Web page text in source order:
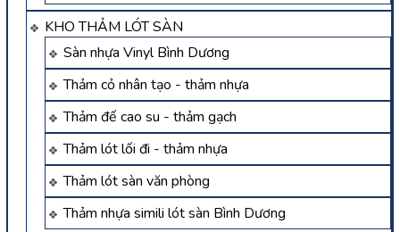
KHO THẢM LÓT SÀN
Sàn nhựa Vinyl Bình Dương
Thảm cỏ nhân tạo - thảm nhựa
Thảm đế cao su - thảm gạch
Thảm lót lối đi - thảm nhựa
Thảm lót sàn văn phòng
Thảm nhựa simili lót sàn Bình Dương